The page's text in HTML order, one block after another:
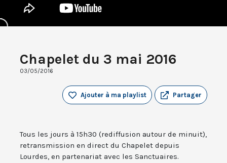
Chapelet du 3 mai 2016
03/05/2016
Partager
Ajouter à ma playlist
Tous les jours à 15h30 (rediffusion autour de minuit),
retransmission en direct du Chapelet depuis
Lourdes, en partenariat avec les Sanctuaires.